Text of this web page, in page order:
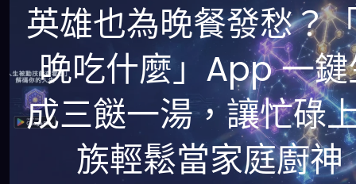
英雄也為晚餐發愁？
晚吃什麼」App 一
成三餸一湯，讓忙碌
族輕鬆當家庭廚神